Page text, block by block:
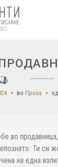
во Проза од
во
Ти си
на една